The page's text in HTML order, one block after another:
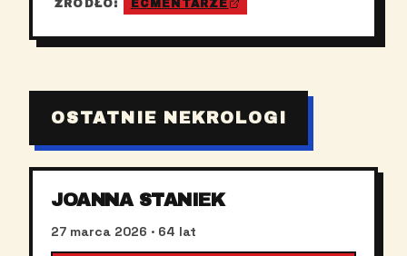
ŹRÓDŁO: ECMENTARZE
OSTATNIE NEKROLOGI
JOANNA STANIEK
27 marca 2026 · 64 lat